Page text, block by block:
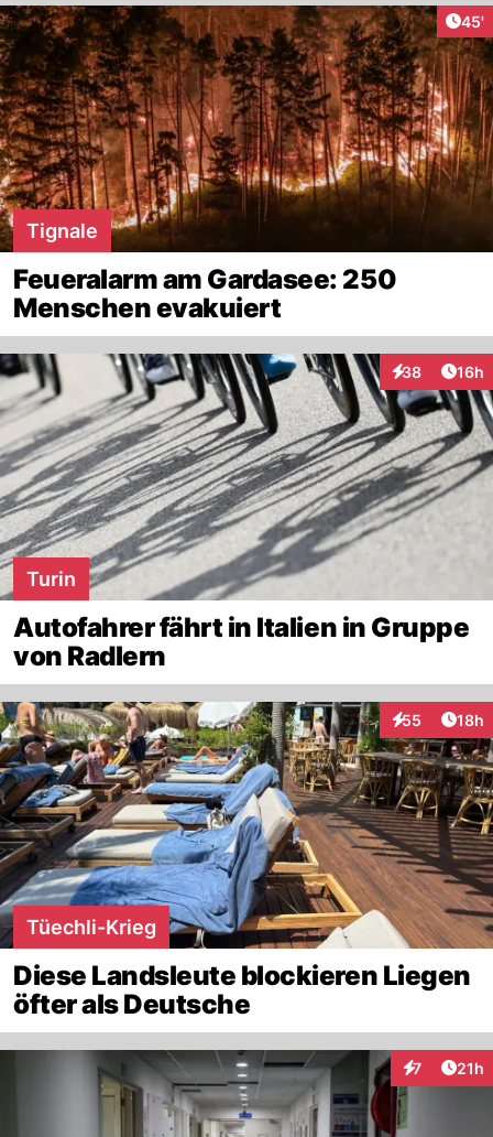
45'
Tignale
Feueralarm am Gardasee: 250
Menschen evakuiert
38
Interaktionen
16h
Turin
Autofahrer fährt in Italien in Gruppe
von Radlern
55
Interaktionen
18h
Tüechli-Krieg
Diese Landsleute blockieren Liegen
öfter als Deutsche
7 21h